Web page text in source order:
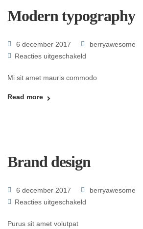
Modern typography
6 december 2017
berryawesome
Reacties uitgeschakeld
Mi sit amet mauris commodo
Read more
Brand design
6 december 2017
berryawesome
Reacties uitgeschakeld
Purus sit amet volutpat